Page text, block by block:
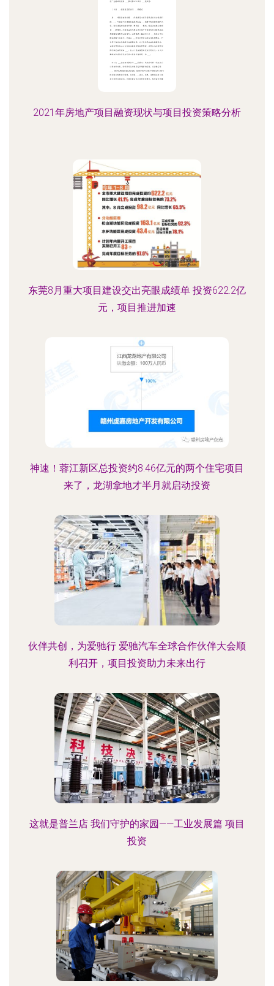
2021年房地产项目融资现状与项目投资策略分析
东莞8月重大项目建设交出亮眼成绩单 投资622.2亿
元，项目推进加速
神速！蓉江新区总投资约8.46亿元的两个住宅项目
来了，龙湖拿地才半月就启动投资
伙伴共创，为爱驰行 爱驰汽车全球合作伙伴大会顺
利召开，项目投资助力未来出行
这就是普兰店 我们守护的家园——工业发展篇 项目
投资